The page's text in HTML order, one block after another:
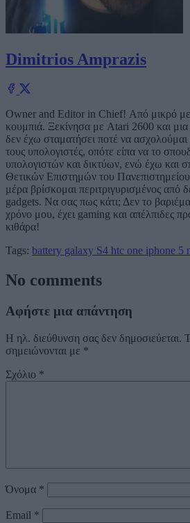
Dimitrios Amprazis
Owner and Editor in Chief! Από μικρό με
κουμπιά. Ξεκίνησα με Atari 2600 και
δεν έχω σταματήσει ποτέ να ασχολούμαι
τους υπολογιστές, οπότε είπα να το
υπολογιστών και δικτύων, ενώ έχω και
Θετικών Επιστημών του
μέρα βρίσκομαι περιτριγυρισμένος από
gadgets. Να σας πως κάτι; Δεν το
χρόνο μου, έχει gaming και απέλπιδες
κιθάρα!
Tags: battery galaxy S4 htc one iphone 5
No comments
Αφήστε μια απάντηση
Η ηλ. διεύθυνση σας δεν δημοσιεύεται.
σημειώνονται με *
Σχόλιο *
Όνομα *
Email *